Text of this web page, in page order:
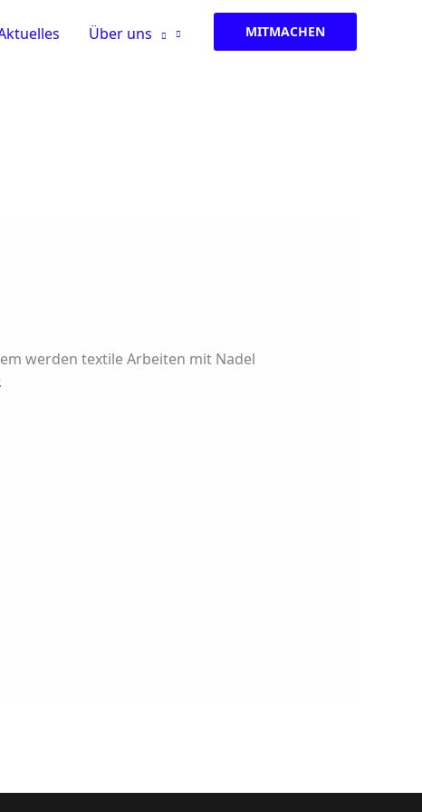
Über uns MITMACHEN
werden textile Arbeiten mit Nadel